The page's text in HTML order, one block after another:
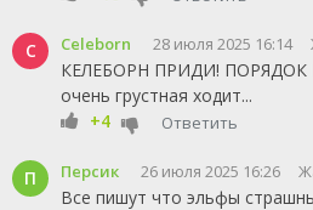
C Celeborn 28 июля 2025 16:14
КЕЛЕБОРН ПРИДИ! ПОРЯДОК
очень грустная ходит...
+4
Ответить
П Персик 26 июля 2025 16:26
Все пишут что эльфы